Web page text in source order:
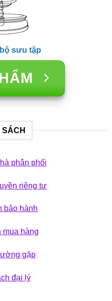
sưu tập
phân phối
riêng tư
bảo hành
mua hàng
gặp
đại lý